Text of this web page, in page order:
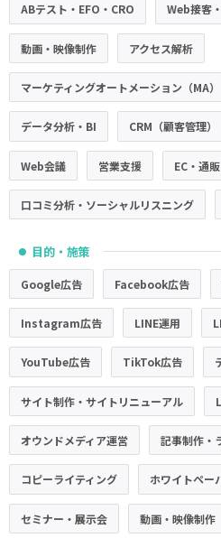
ABテスト・EFO・CRO Web接客
動画・映像制作 アクセス解析
マーケティングオートメーション（MA）
データ分析・BI CRM（顧客管理）
Web会議 営業支援 EC・通
口コミ分析・ソーシャルリスニング
● 目的・施策
Google広告 Facebook広告
Instagram広告 LINE運用
YouTube広告 TikTok広告
サイト制作・サイトリニューアル
オウンドメディア運営 記事制作・
コピーライティング ホワイトペー
セミナー・展示会 動画・映像制作